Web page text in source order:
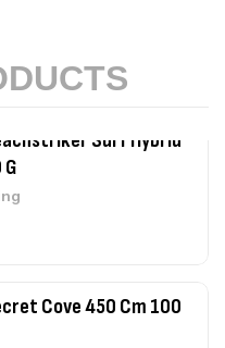
Surf Hybrid
Cove 450 Cm 100